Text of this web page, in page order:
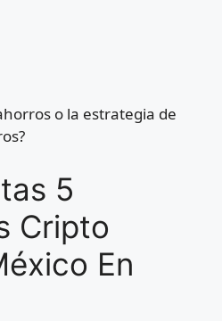
o la estrategia de
5
Cripto
En